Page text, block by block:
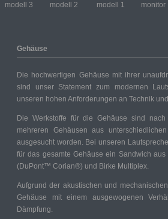
modell 3 modell 2 modell 1 monitor
Gehäuse
Die hochwertigen Gehäuse mit ihrer
sind unser Statement zum modernen
unseren hohen Anforderungen an Technik
Die Werkstoffe für die Gehäuse sind
mehreren Gehäusen aus
ausgesucht worden. Bei unseren
für das gesamte Gehäuse ein Sandwich
(DuPont™ Corian®) und Birke Multiplex.
Aufgrund der akustischen und
Gehäuse mit einem ausgewogenen
Dämpfung.